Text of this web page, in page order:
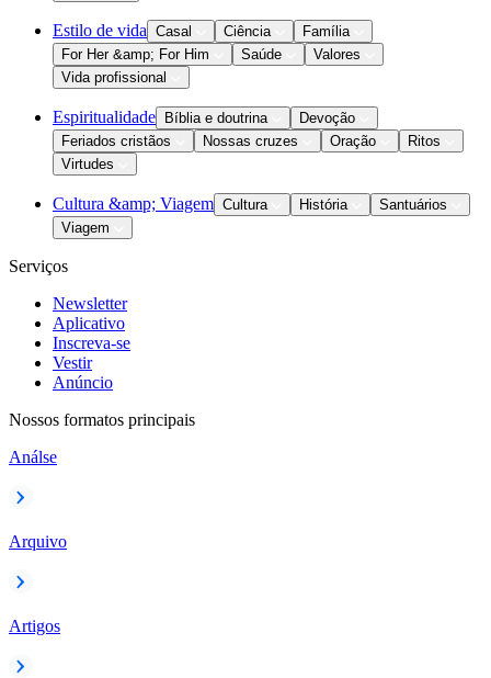
Estilo de vida Casal Ciência
Família
For Her &amp; For Him
Saúde
Valores
Vida profissional
Espiritualidade Bíblia e doutrina
Devoção
Feriados cristãos
Nossas cruzes Oração
Ritos
Virtudes
Cultura &amp; Viagem Cultura História
Santuários
Viagem
Serviços
Newsletter
Aplicativo
Inscreva-se
Vestir
Anúncio
Nossos formatos principais
Análse
Arquivo
Artigos